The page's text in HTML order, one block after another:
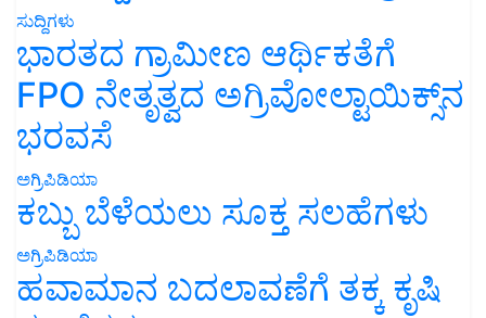
ಸುದ್ದಿಗಳು
ಭಾರತದ ಗ್ರಾಮೀಣ ಆರ್ಥಿಕತೆಗೆ
FPO ನೇತೃತ್ವದ ಅಗ್ರಿವೋಲ್ಟಾಯಿಕ್ಸ್‌ನ
ಭರವಸೆ
ಅಗ್ರಿಪಿಡಿಯಾ
ಕಬ್ಬು ಬೆಳೆಯಲು ಸೂಕ್ತ ಸಲಹೆಗಳು
ಅಗ್ರಿಪಿಡಿಯಾ
ಹವಾಮಾನ ಬದಲಾವಣೆಗೆ ತಕ್ಕ ಕೃಷಿ